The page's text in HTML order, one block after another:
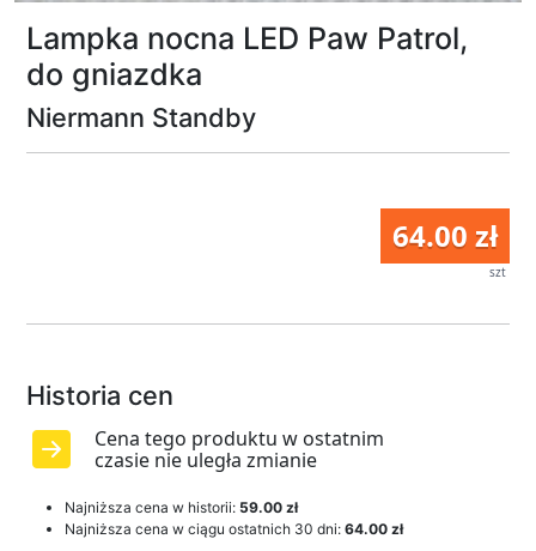
Lampka nocna LED Paw Patrol,
do gniazdka
Niermann Standby
64.00 zł
szt
Historia cen
Cena tego produktu w ostatnim
czasie nie uległa zmianie
Najniższa cena w historii: 59.00 zł
Najniższa cena w ciągu ostatnich 30 dni: 64.00 zł